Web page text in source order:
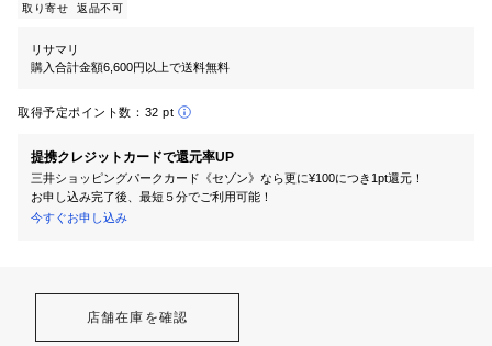
取り寄せ 返品不可
リサマリ
購入合計金額6,600円以上で送料無料
取得予定ポイント数： 32 pt
提携クレジットカードで還元率UP
三井ショッピングパークカード《セゾン》なら更に¥100につき1pt還元！
お申し込み完了後、最短５分でご利用可能！
今すぐお申し込み
店舗在庫を確認